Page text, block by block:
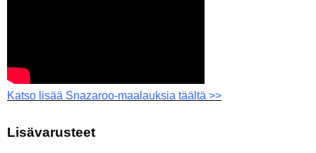
Katso lisää Snazaroo-maalauksia täältä >>
Lisävarusteet